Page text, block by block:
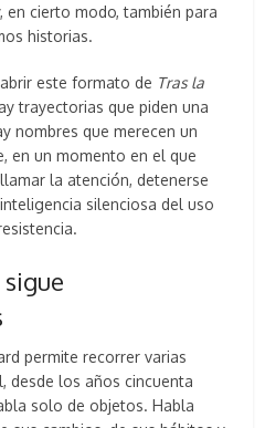
cierto modo, también para
historias.
este formato de Tras la
trayectorias que piden una
nombres que merecen un
en un momento en el que
la atención, detenerse
silenciosa del uso
permite recorrer varias
desde los años cincuenta
solo de objetos. Habla